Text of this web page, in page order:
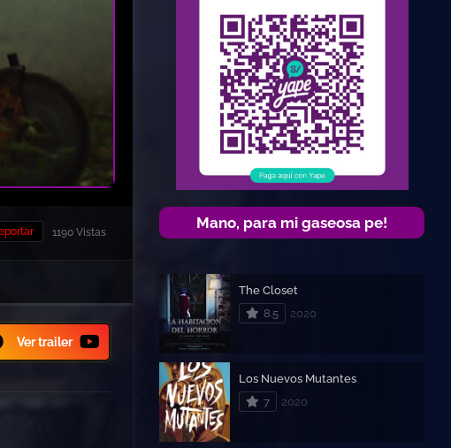
1190 Vistas
Ver trailer
Mano, para mi gaseosa pe!
The Closet
8.5
2020
Los Nuevos Mutantes
7
2020